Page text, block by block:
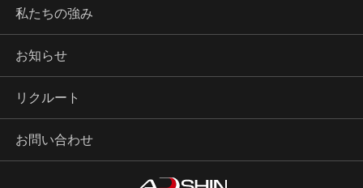
私たちの強み
お知らせ
リクルート
お問い合わせ